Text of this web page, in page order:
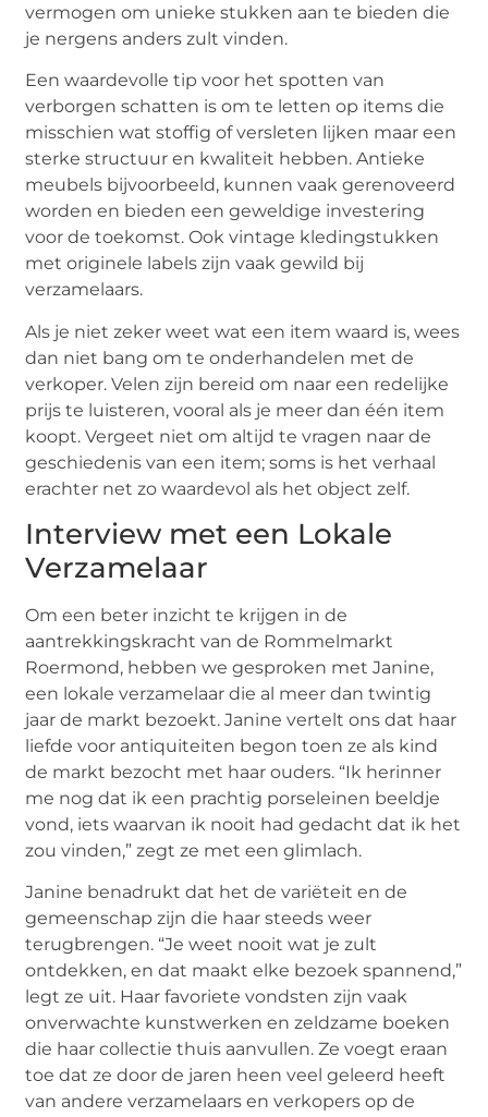
vermogen om unieke stukken aan te bieden die
je nergens anders zult vinden.
Een waardevolle tip voor het spotten van
verborgen schatten is om te letten op items die
misschien wat stoffig of versleten lijken maar een
sterke structuur en kwaliteit hebben. Antieke
meubels bijvoorbeeld, kunnen vaak gerenoveerd
worden en bieden een geweldige investering
voor de toekomst. Ook vintage kledingstukken
met originele labels zijn vaak gewild bij
verzamelaars.
Als je niet zeker weet wat een item waard is, wees
dan niet bang om te onderhandelen met de
verkoper. Velen zijn bereid om naar een redelijke
prijs te luisteren, vooral als je meer dan één item
koopt. Vergeet niet om altijd te vragen naar de
geschiedenis van een item; soms is het verhaal
erachter net zo waardevol als het object zelf.
Interview met een Lokale
Verzamelaar
Om een beter inzicht te krijgen in de
aantrekkingskracht van de Rommelmarkt
Roermond, hebben we gesproken met Janine,
een lokale verzamelaar die al meer dan twintig
jaar de markt bezoekt. Janine vertelt ons dat haar
liefde voor antiquiteiten begon toen ze als kind
de markt bezocht met haar ouders. “Ik herinner
me nog dat ik een prachtig porseleinen beeldje
vond, iets waarvan ik nooit had gedacht dat ik het
zou vinden,” zegt ze met een glimlach.
Janine benadrukt dat het de variëteit en de
gemeenschap zijn die haar steeds weer
terugbrengen. “Je weet nooit wat je zult
ontdekken, en dat maakt elke bezoek spannend,”
legt ze uit. Haar favoriete vondsten zijn vaak
onverwachte kunstwerken en zeldzame boeken
die haar collectie thuis aanvullen. Ze voegt eraan
toe dat ze door de jaren heen veel geleerd heeft
van andere verzamelaars en verkopers op de